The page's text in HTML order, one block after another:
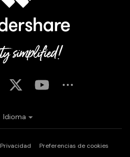
Privacidad
Preferencias de cookies
Idioma